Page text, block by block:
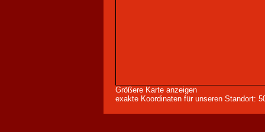
Größere Karte anzeigen
exakte Koordinaten für unseren Standort: